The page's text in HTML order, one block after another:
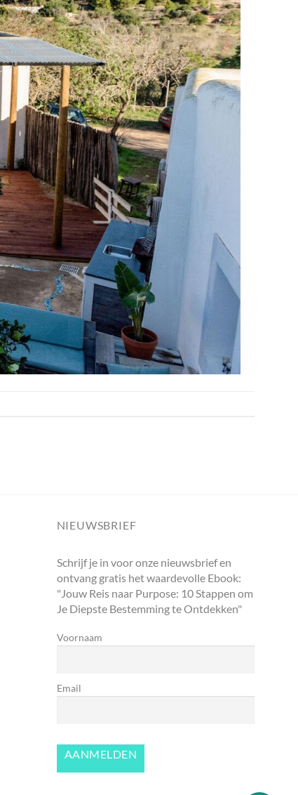
NIEUWSBRIEF
Schrijf je in voor onze nieuwsbrief en
ontvang gratis het waardevolle Ebook:
"Jouw Reis naar Purpose: 10 Stappen om
Je Diepste Bestemming te Ontdekken"
Voornaam
Email